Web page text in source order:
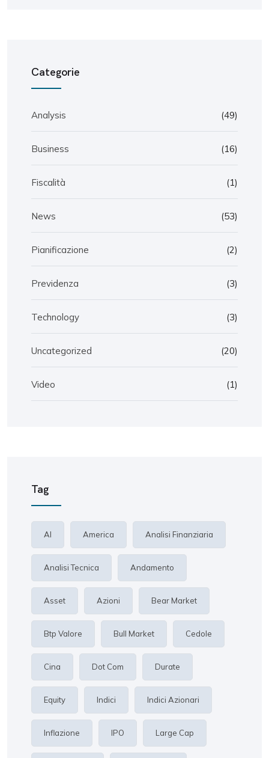
Categorie
Analysis (49)
Business (16)
Fiscalità (1)
News (53)
Pianificazione (2)
Previdenza (3)
Technology (3)
Uncategorized (20)
Video (1)
Tag
AI America Analisi Finanziaria
Analisi Tecnica Andamento
Asset Azioni Bear Market
Btp Valore Bull Market Cedole
Cina Dot Com Durate
Equity Indici Indici Azionari
Inflazione IPO Large Cap